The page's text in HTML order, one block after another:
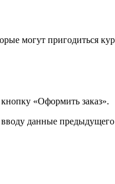
могут пригодиться
«Оформить заказ».
данные предыдущего